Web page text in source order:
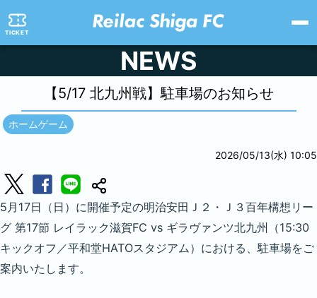
TICKET
NEWS
【5/17 北九州戦】駐車場のお知らせ
ホームゲーム
2026/05/13(水) 10:05
5月17日（日）に開催予定の明治安田Ｊ２・Ｊ３百年構想リー
グ 第17節 レイラック滋賀FC vs ギラヴァンツ北九州（15:30
キックオフ／平和堂HATOスタジアム）における、駐車場をご
案内いたします。